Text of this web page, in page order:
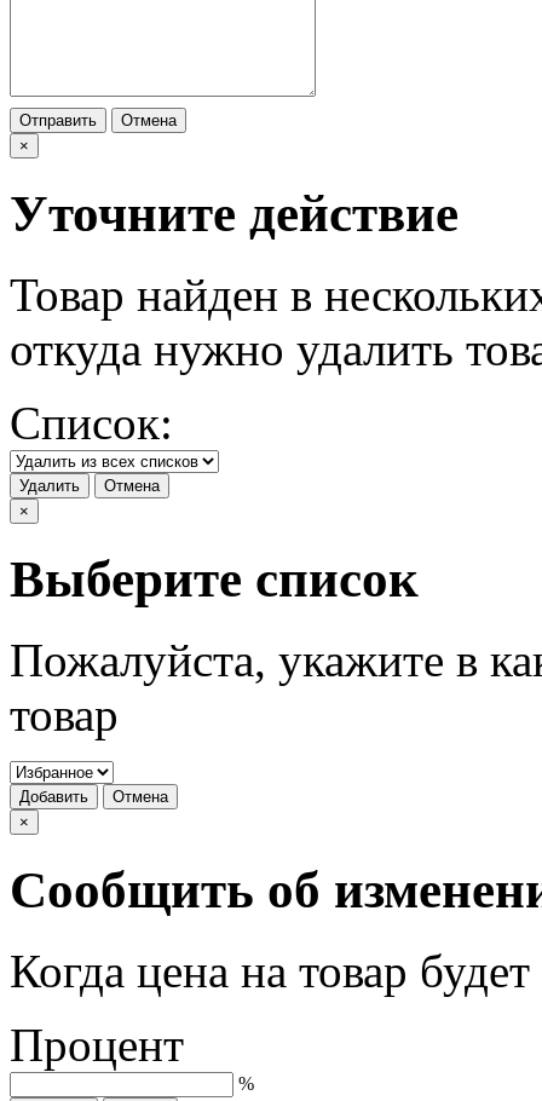
Отправить
Отмена
×
Уточните действие
Товар найден в
откуда нужно удалить
Список:
Удалить
Отмена
×
Выберите список
Пожалуйста, укажите в
товар
Добавить
Отмена
×
Сообщить об
Когда цена на товар
Процент
%